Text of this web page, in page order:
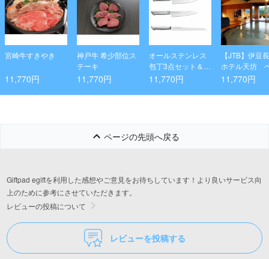
宮崎牛すきやき
11,770円
神戸牛 希少部位ス
テーキ
11,770円
オールステンレス
包丁3点セット＆ダ
イヤモンドシャー
11,770円
【JTB】伊豆
ホテル天坊
日帰り入浴プ
11,770円
ページの先頭へ戻る
Giftpad egiftを利用した感想やご意見をお待ちしています！より良いサービス向
上のために参考にさせていただきます。
レビューの投稿について
レビューを投稿する